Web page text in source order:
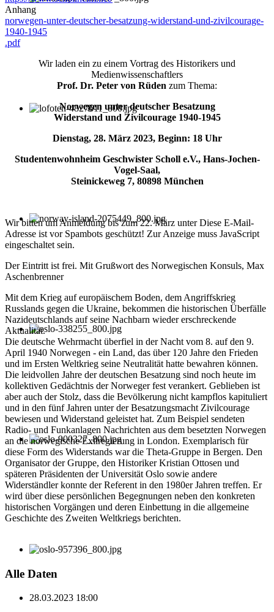
Anhang
norwegen-unter-deutscher-besatzung-widerstand-und-zivilcourage-
1940-1945
.pdf
Wir laden ein zu einem Vortrag des Historikers und
Medienwissenschaftlers
Prof. Dr. Peter von Rüden zum Thema:
Norwegen unter deutscher Besatzung
Widerstand und Zivilcourage 1940-1945
Dienstag, 28. März 2023, Beginn: 18 Uhr
Studentenwohnheim Geschwister Scholl e.V., Hans-Jochen-
Vogel-Saal,
Steinickeweg 7, 80898 München
Wir bitten um Anmeldung bis zum 22. März unterDiese E-Mail-
Adresse ist vor Spambots geschützt! Zur Anzeige muss JavaScript
eingeschaltet sein.
Der Eintritt ist frei. Mit Grußwort des Norwegischen Konsuls, Max
Aschenbrenner
Mit dem Krieg auf europäischem Boden, dem Angriffskrieg
Russlands gegen die Ukraine, bekommen die historischen Überfälle
Nazideutschlands auf seine Nachbarn wieder erschreckende
Aktualität.
Die deutsche Wehrmacht überfiel in der Nacht vom 8. auf den 9.
April 1940 Norwegen - ein Land, das über 120 Jahre den Frieden
und im Ersten Weltkrieg seine Neutralität hatte bewahren können.
Die leidvollen Jahre der deutschen Besatzung sind noch heute im
kollektiven Gedächtnis der Norweger fest verankert. Geblieben ist
aber auch der Stolz, dass die Bevölkerung nicht kampflos kapituliert
und in den fünf Jahren unter der Besatzungsmacht Zivilcourage
bewiesen und Widerstand geleistet hat. Zum Beispiel sendeten
Radio- und Funkanlagen Nachrichten aus dem besetzten Norwegen
an die norwegische Exilregierung in London. Exemplarisch für
diese Form des Widerstands war die Theta-Gruppe in Bergen. Den
Organisator der Gruppe, den Historiker Kristian Ottosen und
späteren Präsidenten der Universität Oslo sowie andere
Widerständler konnte der Referent in den 1980er Jahren treffen. Er
wird über diese persönlichen Begegnungen neben den konkreten
historischen Vorgängen und deren Einbettung in die allgemeine
Geschichte des Zweiten Weltkriegs berichten.
Alle Daten
28.03.2023 18:00